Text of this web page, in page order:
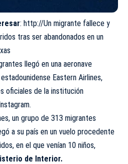
: http://Un migrante fallece y
tras ser abandonados en un
llegó en una aeronave
Eastern Airlines,
oficiales de la institución
un grupo de 313 migrantes
a su país en un vuelo procedente
en el que venían 10 niños,
de Interior.